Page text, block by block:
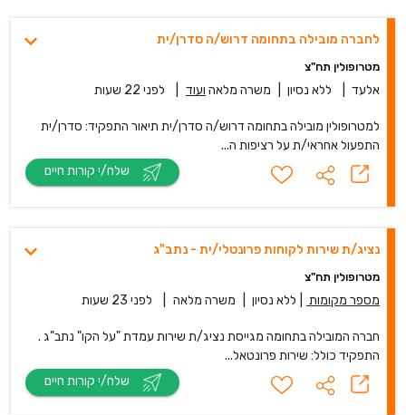
לחברה מובילה בתחומה דרוש/ה סדרן/ית
מטרופולין תח"צ
אלעד ללא נסיון משרה מלאה ועוד לפני 22 שעות
למטרופולין מובילה בתחומה דרוש/ה סדרן/ית תיאור התפקיד: סדרן/ית
התפעול אחראי/ת על רציפות ה...
נציג/ת שירות לקוחות פרונטלי/ית - נתב"ג
מטרופולין תח"צ
מספר מקומות ללא נסיון משרה מלאה לפני 23 שעות
חברה המובילה בתחומה מגייסת נציג/ת שירות עמדת "על הקו" נתב"ג .
התפקיד כולל: שירות פרונטאל...